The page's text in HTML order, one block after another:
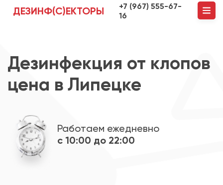
ДЕЗИНФ(С)ЕКТОРЫ
+7 (967) 555-67-
16
Дезинфекция от клопов
цена в Липецке
Работаем ежедневно
с 10:00 до 22:00